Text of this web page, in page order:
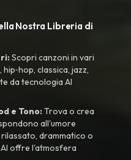
Nostra Libreria di
Scopri canzoni in vari
classica, jazz,
da tecnologia AI
e Tono:Trova o crea
all'umore
drammatico o
offre l'atmosfera